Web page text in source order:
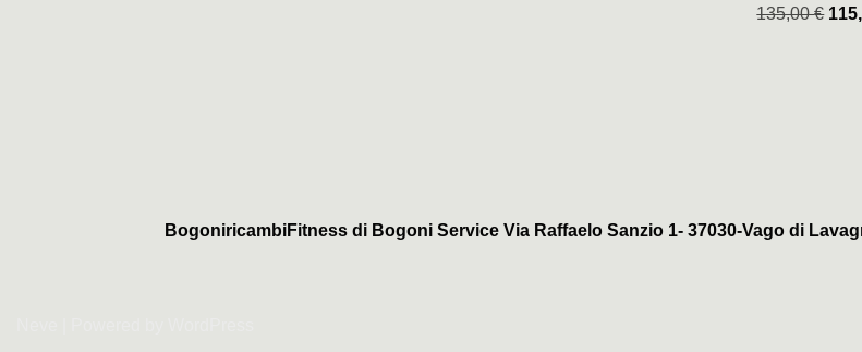
135,00€
BogoniricambiFitness di Bogoni Service Via Raffaelo Sanzio 1- 37030-Vago di